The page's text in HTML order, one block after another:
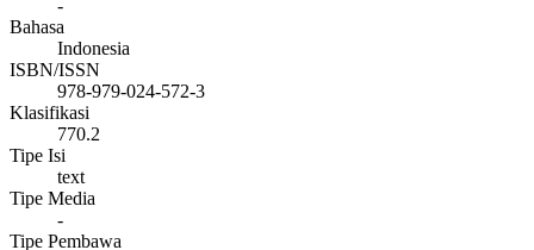
-
Bahasa
Indonesia
ISBN/ISSN
978-979-024-572-3
Klasifikasi
770.2
Tipe Isi
text
Tipe Media
-
Tipe Pembawa